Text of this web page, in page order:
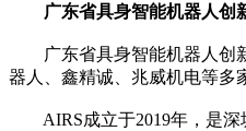
广东省具身智能机器人创
广东省具身智能机器人创新
器人、鑫精诚、兆威机电等多
AIRS成立于2019年，是深